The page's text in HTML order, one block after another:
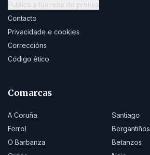
Publica a túa nota de prensa
Contacto
Privacidade e cookies
Correccións
Código ético
Comarcas
A Coruña
Santiago
Ferrol
Bergantiños
O Barbanza
Betanzos